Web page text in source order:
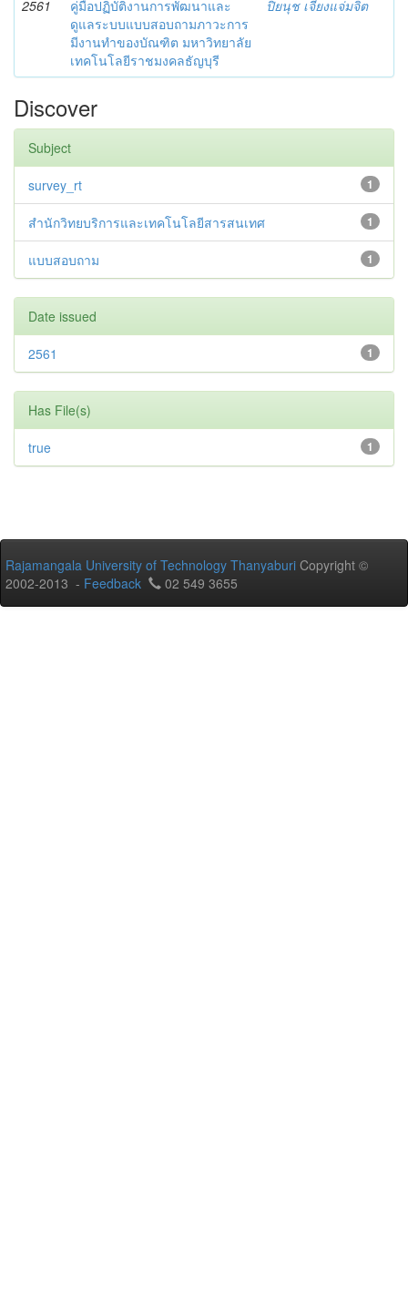
2561
คู่มือปฏิบัติงานการพัฒนาและ
ดูแลระบบแบบสอบถามภาวะการ
มีงานทำของบัณฑิต มหาวิทยาลัย
เทคโนโลยีราชมงคลธัญบุรี
ปิยนุช เจียงแจ่มจิต
Discover
Subject
1
survey_rt
1
สำนักวิทยบริการและเทคโนโลยีสารสนเทศ
1
แบบสอบถาม
Date issued
1
2561
Has File(s)
1
true
Rajamangala University of Technology Thanyaburi Copyright ©
2002-2013 - Feedback 02 549 3655